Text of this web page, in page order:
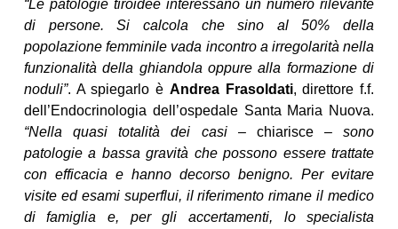
“Le patologie tiroidee interessano un numero rilevante
di persone. Si calcola che sino al 50% della
popolazione femminile vada incontro a irregolarità nella
funzionalità della ghiandola oppure alla formazione di
noduli”. A spiegarlo è Andrea Frasoldati, direttore f.f.
dell’Endocrinologia dell’ospedale Santa Maria Nuova.
“Nella quasi totalità dei casi– chiarisce –sono
patologie a bassa gravità che possono essere trattate
con efficacia e hanno decorso benigno. Per evitare
visite ed esami superflui, il riferimento rimane il medico
di famiglia e, per gli accertamenti, lo specialista